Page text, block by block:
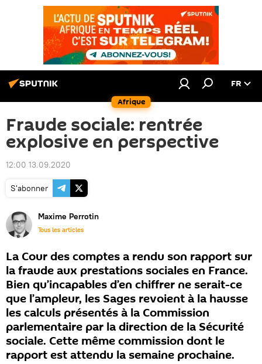
Afrique
FR
Fraude sociale: rentrée
explosive en perspective
12:00 13.09.2020
S'abonner
Maxime Perrotin
Tous les articles
La Cour des comptes a rendu son rapport sur
la fraude aux prestations sociales en France.
Bien qu’incapables d’en chiffrer ne serait-ce
que l’ampleur, les Sages revoient à la hausse
les calculs présentés à la Commission
parlementaire par la direction de la Sécurité
sociale. Cette même commission dont le
rapport est attendu la semaine prochaine.